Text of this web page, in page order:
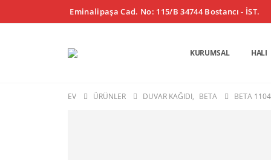
Eminalipaşa Cad. No: 115/B 34744 Bostancı - İST.
KURUMSAL HALI
EV ÜRÜNLER DUVAR KAĞIDI, BETA BETA